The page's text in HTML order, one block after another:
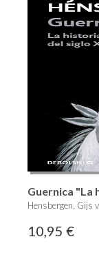
Guernica "La
Hensbergen, Gijs
10,95 €